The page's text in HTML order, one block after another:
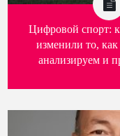
Цифровой спорт:
изменили то,
анализируем и